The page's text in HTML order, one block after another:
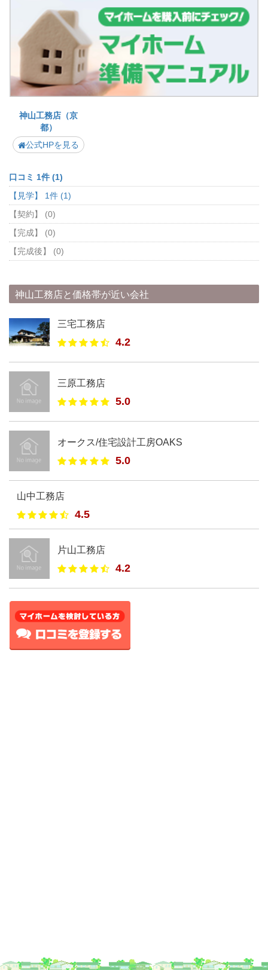
神山工務店（京
都）
公式HPを見る
口コミ 1件 (1)
【見学】 1件 (1)
【契約】 (0)
【完成】 (0)
【完成後】 (0)
神山工務店と価格帯が近い会社
三宅工務店
4.2
三原工務店
5.0
オークス/住宅設計工房OAKS
5.0
山中工務店
4.5
片山工務店
4.2